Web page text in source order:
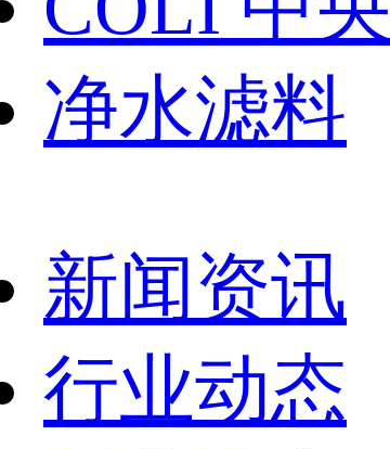
净水滤料
新闻资讯
行业动态